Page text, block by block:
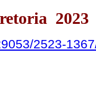
2023
2523-